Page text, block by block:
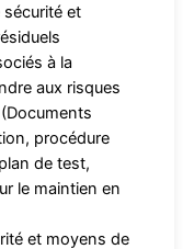
et
à la
aux risques
procédure
de test,
le maintien en
et moyens de